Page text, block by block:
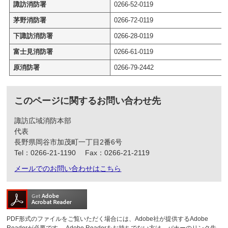
諏訪消防署 0266-52-0119
茅野消防署 0266-72-0119
下諏訪消防署 0266-28-0119
富士見消防署 0266-61-0119
原消防署 0266-79-2442
このページに関するお問い合わせ先
諏訪広域消防本部
代表
長野県岡谷市加茂町一丁目2番6号
Tel：0266‐21‐1190
Fax：0266‐21‐2119
メールでのお問い合わせはこちら
PDF形式のファイルをご覧いただく場合には、Adobe社が提供するAdobe